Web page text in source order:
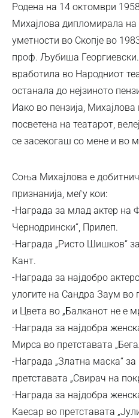
Родена на 14 октомври
Михајлова дипломирала на
уметности во Скопје во
проф. Љубиша
вработила во Народниот
останала до нејзиното
Иако во пензија, Михајлова
посветена на театарот,
се засекогаш со мене и во
Соња Михајлова е
признанија, меѓу кои:
-Награда за млад актер на
Чернодрински“, Прилеп.
-Награда „Ристо Шишков“
Кант.
-Награда за најдобро
улогите на Сандра Заум во
и Цвета во „Балканот не е
-Награда за најдобра
Мирса во претставата
-Награда „Златна маска“
претставата „Свирач на
-Награда за најдобра
Каесар во претставата